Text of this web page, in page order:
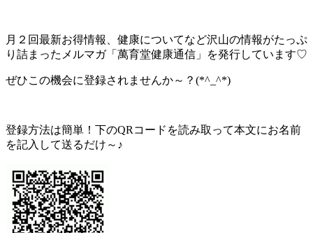
月２回最新お得情報、健康についてなど沢山の情報がたっぷ
り詰まったメルマガ「萬育堂健康通信」を発行しています♡
ぜひこの機会に登録されませんか～？(*^_^*)
登録方法は簡単！下のQRコードを読み取って本文にお名前
を記入して送るだけ～♪